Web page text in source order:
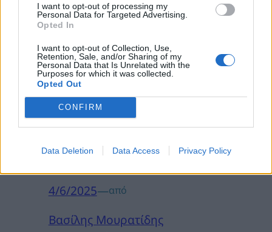
I want to opt-out of processing my
Personal Data for Targeted Advertising.
Opted In
I want to opt-out of Collection, Use,
Retention, Sale, and/or Sharing of my
Personal Data that Is Unrelated with the
Purposes for which it was collected.
Opted Out
CONFIRM
Data Deletion Data Access Privacy Policy
Πράσινα & Οικολογικά
Απορρυπαντικά: Η Νέα
Τάση στην Αγορά
4/6/2025—από
Βασίλης Μουρατίδης